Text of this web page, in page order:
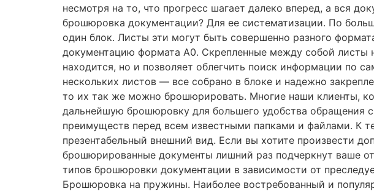
несмотря на то, что прогресс шагает далеко вперед, а вся
брошюровка документации? Для ее систематизации. По
один блок. Листы эти могут быть совершенно разного
документацию формата А0. Скрепленные между собой листы
находится, но и позволяет облегчить поиск информации по
нескольких листов — все собрано в блоке и надежно
то их так же можно брошюрировать. Многие наши клиенты,
дальнейшую брошюровку для большего удобства
преимуществ перед всем известными папками и файлами. К
презентабельный внешний вид. Если вы хотите произвести
брошюрированные документы лишний раз подчеркнут ваше
типов брошюровки документации в зависимости от
Брошюровка на пружины. Наиболее востребованный и